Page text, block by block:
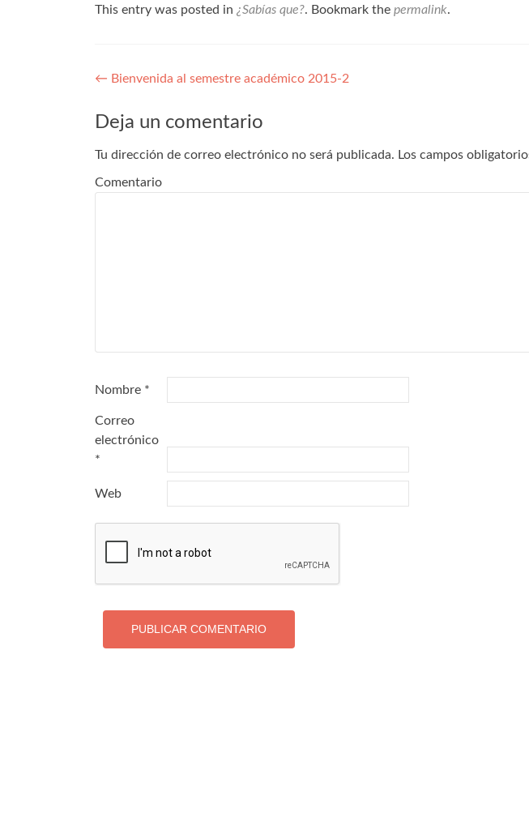
This entry was posted in ¿Sabías que?. Bookmark the permalink.
Navegación de entradas
← Bienvenida al semestre académico 2015-2
Deja un comentario
Tu dirección de correo electrónico no será publicada. Los campos
Comentario
Nombre *
Correo
electrónico
*
Web